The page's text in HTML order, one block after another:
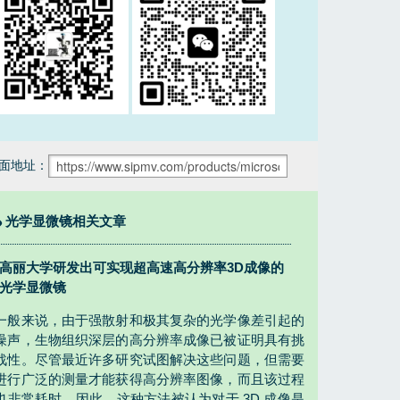
地址：
光学显微镜相关文章
高丽大学研发出可实现超高速高分辨率3D成像的
光学显微镜
般来说，由于强散射和极其复杂的光学像差引起的
声，生物组织深层的高分辨率成像已被证明具有挑
性。尽管最近许多研究试图解决这些问题，但需要
行广泛的测量才能获得高分辨率图像，而且该过程